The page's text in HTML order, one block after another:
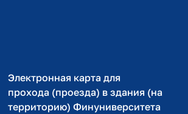
Электронная карта для
прохода (проезда) в здания (на
территорию) Финуниверситета